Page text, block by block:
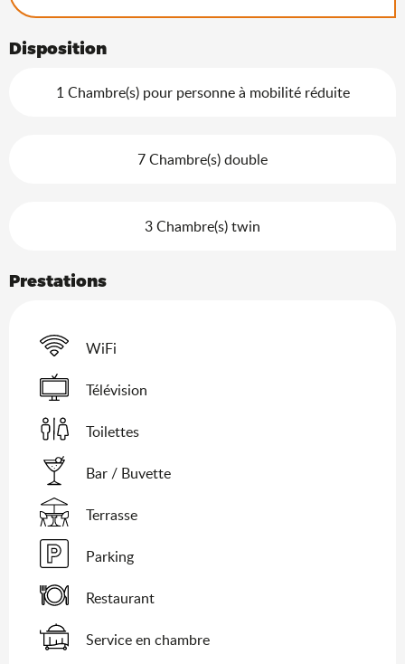
Disposition
1 Chambre(s) pour personne à mobilité réduite
7 Chambre(s) double
3 Chambre(s) twin
Prestations
WiFi
Télévision
Toilettes
Bar / Buvette
Terrasse
Parking
Restaurant
Service en chambre